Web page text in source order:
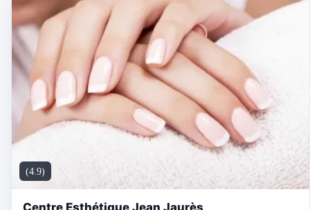
(4.9)
Centre Esthétique Jean Jaurès